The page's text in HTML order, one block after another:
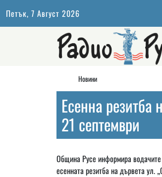
Петък, 7 Август 2026
Новини
Есенна резитба
21 септември
Община Русе информира
есенната резитба на дървета ул.